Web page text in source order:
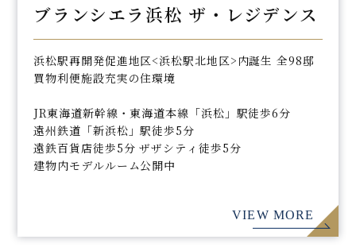
ブランシエラ浜松 ザ・レジデンス
浜松駅再開発促進地区<浜松駅北地区>内誕生 全98邸
買物利便施設充実の住環境
JR東海道新幹線・東海道本線「浜松」駅徒歩6分
遠州鉄道「新浜松」駅徒歩5分
遠鉄百貨店徒歩5分 ザザシティ徒歩5分
建物内モデルルーム公開中
VIEW MORE